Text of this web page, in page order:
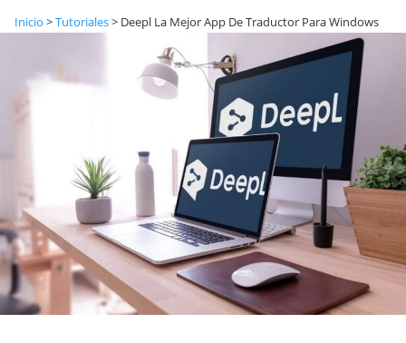
Inicio >Tutoriales> Deepl La Mejor App De Traductor Para Windows